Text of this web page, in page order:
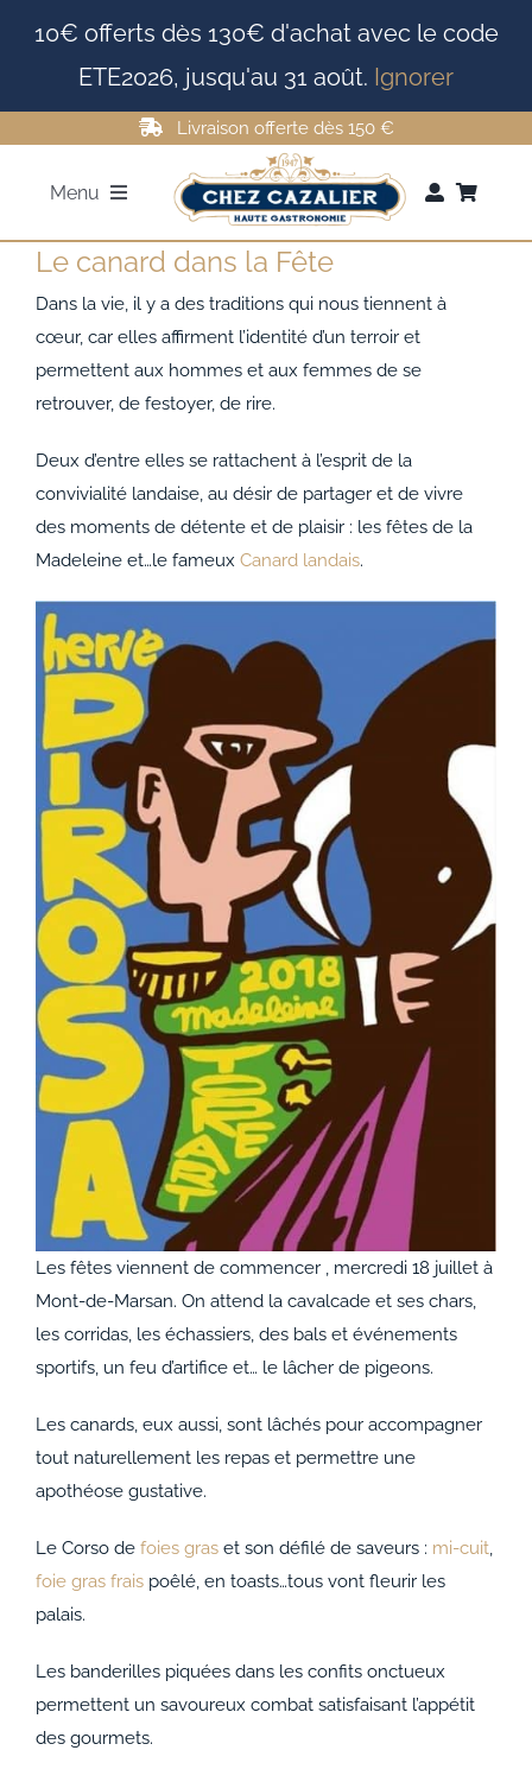
10€ offerts dès 130€ d'achat avec le code
ETE2026, jusqu'au 31 août. Ignorer
Livraison offerte dès 150 €
Menu
FOIE GRAS
ROTI DE CANARD
MAGRETS DE CANARD
CONFITS DE CANARD
AUTRES
ACCOMPAGNEMENTS
AVANTAGES
Le canard dans la Fête
Dans la vie, il y a des traditions qui nous tiennent à
cœur, car elles affirment l’identité d’un terroir et
permettent aux hommes et aux femmes de se
retrouver, de festoyer, de rire.
Deux d’entre elles se rattachent à l’esprit de la
convivialité landaise, au désir de partager et de vivre
des moments de détente et de plaisir : les fêtes de la
Madeleine et…le fameux Canard landais.
Les fêtes viennent de commencer , mercredi 18 juillet à
Mont-de-Marsan. On attend la cavalcade et ses chars,
les corridas, les échassiers, des bals et événements
sportifs, un feu d’artifice et… le lâcher de pigeons.
Les canards, eux aussi, sont lâchés pour accompagner
tout naturellement les repas et permettre une
apothéose gustative.
Le Corso de foies graset son défilé de saveurs : mi-cuit,
foie gras fraispoêlé, en toasts…tous vont fleurir les
palais.
Les banderilles piquées dans les confits onctueux
permettent un savoureux combat satisfaisant l’appétit
des gourmets.